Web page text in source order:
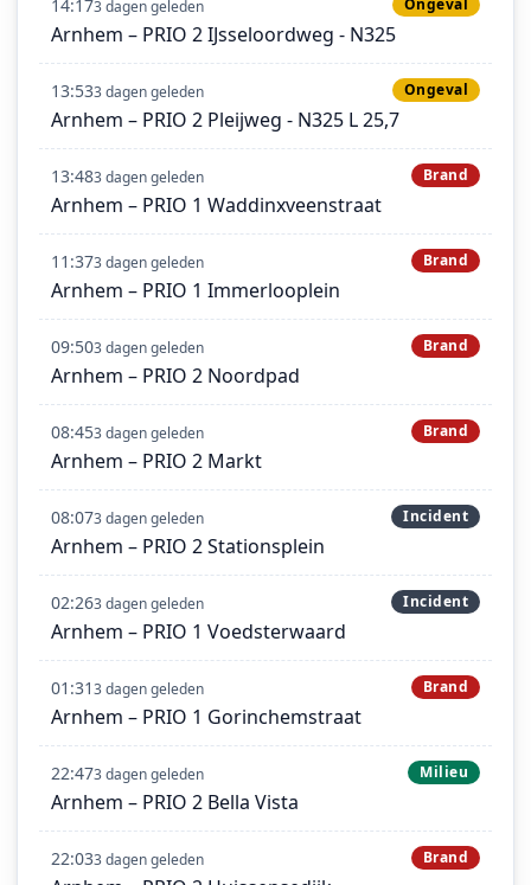
14:173 dagen geleden
Arnhem – PRIO 2 IJsseloordweg - N325
13:533 dagen geleden Ongeval
Arnhem – PRIO 2 Pleijweg - N325 L 25,7
13:483 dagen geleden Brand
Arnhem – PRIO 1 Waddinxveenstraat
11:373 dagen geleden Brand
Arnhem – PRIO 1 Immerlooplein
09:503 dagen geleden Brand
Arnhem – PRIO 2 Noordpad
08:453 dagen geleden Brand
Arnhem – PRIO 2 Markt
08:073 dagen geleden Incident
Arnhem – PRIO 2 Stationsplein
02:263 dagen geleden Incident
Arnhem – PRIO 1 Voedsterwaard
01:313 dagen geleden Brand
Arnhem – PRIO 1 Gorinchemstraat
22:473 dagen geleden Milieu
Arnhem – PRIO 2 Bella Vista
22:033 dagen geleden Brand